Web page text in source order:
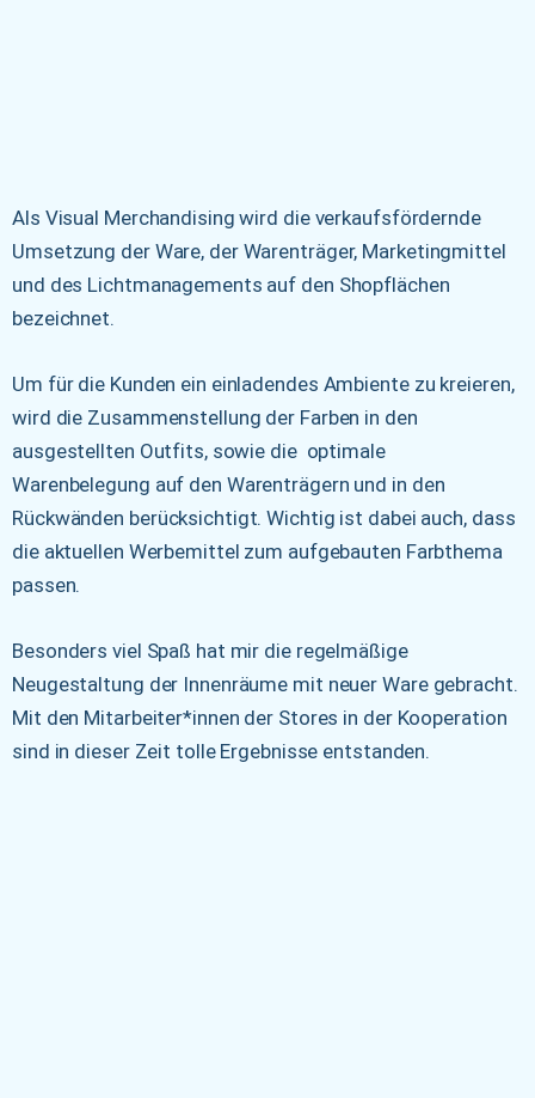
Als Visual Merchandising wird die verkaufsfördernde
Umsetzung der Ware, der Warenträger, Marketingmittel
und des Lichtmanagements auf den Shopflächen
bezeichnet.
Um für die Kunden ein einladendes Ambiente zu kreieren,
wird die Zusammenstellung der Farben in den
ausgestellten Outfits, sowie die optimale
Warenbelegung auf den Warenträgern und in den
Rückwänden berücksichtigt. Wichtig ist dabei auch, dass
die aktuellen Werbemittel zum aufgebauten Farbthema
passen.
Besonders viel Spaß hat mir die regelmäßige
Neugestaltung der Innenräume mit neuer Ware gebracht.
Mit den Mitarbeiter*innen der Stores in der Kooperation
sind in dieser Zeit tolle Ergebnisse entstanden.